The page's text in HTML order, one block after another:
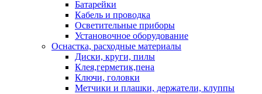
Батарейки
Кабель и проводка
Осветительные приборы
Установочное оборудование
Оснастка, расходные материалы
Диски, круги, пилы
Клея,герметик,пена
Ключи, головки
Метчики и плашки, держатели, клуппы